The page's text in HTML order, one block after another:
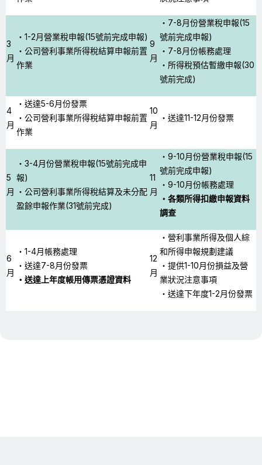
3
月
・1-2月營業稅申報(15號前完成申報)
・公司營利事業所得稅結算申報前置
作業
9
月
・7-8月份營業稅申報(15
號前完成申報)
・7-8月份帳務處理
・所得稅預估暫繳申報(30
號前完成)
4
月
・送達5-6月份發票
・公司營利事業所得稅結算申報前置
作業
10
月
・送達11-12月份發票
5
月
・3-4月份營業稅申報(15號前完成申
報)
・公司營利事業所得稅結算及未分配
盈餘申報作業(31號前完成)
11
月
・9-10月份營業稅申報(15
號前完成申報)
・9-10月份帳務處理
・各類所得扣繳申報資料
調查
6
月
・1-4月帳務處理
・送達7-8月份發票
・送達上年度帳用傳票憑證資料
12
月
・營利事業所得及個人綜
和所得申報規劃建議
・提供1-10月份損益及營
業狀況注意事項
・送達下年度1-2月份發票